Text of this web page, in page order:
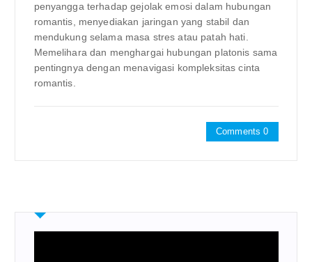
penyangga terhadap gejolak emosi dalam hubungan
romantis, menyediakan jaringan yang stabil dan
mendukung selama masa stres atau patah hati.
Memelihara dan menghargai hubungan platonis sama
pentingnya dengan menavigasi kompleksitas cinta
romantis.
Comments 0